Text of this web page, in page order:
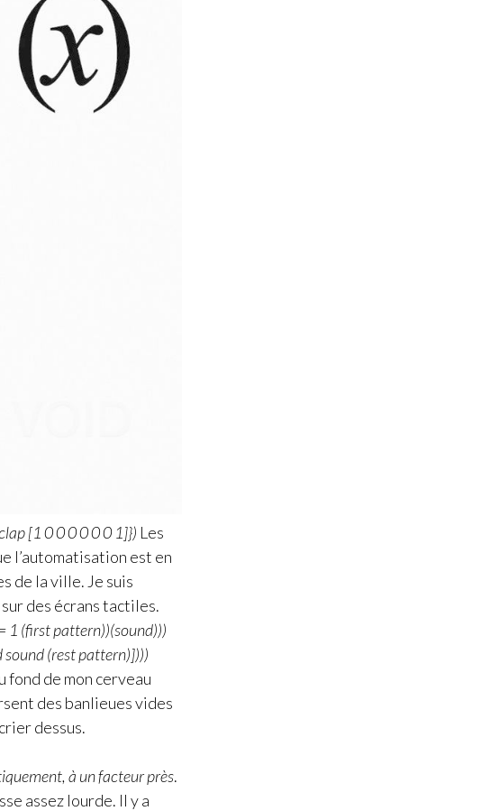
[1 0 0 0 0 0 0 1]}) Les
l’automatisation est en
de la ville. Je suis
des écrans tactiles.
1 (first pattern))(sound)))
sound (rest pattern)])))
fond de mon cerveau
des banlieues vides
dessus.
à un facteur près.
assez lourde. Il y a